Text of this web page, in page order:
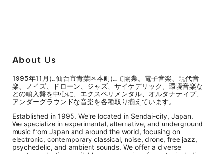
About Us
1995年11月に仙台市青葉区本町にて開業。電子音楽、現代音
楽、ノイズ、ドローン、ジャズ、サイケデリック、環境音楽な
どの輸入盤を中心に、エクスペリメンタル、オルタナティブ、
アンダーグラウンドな音楽を各種取り揃えています。
Established in 1995. We're located in Sendai-city, Japan.
We specialize in experimental, alternative, and underground
music from Japan and around the world, focusing on
electronic, contemporary classical, noise, drone, free jazz,
psychedelic, and ambient sounds. We offer a diverse,